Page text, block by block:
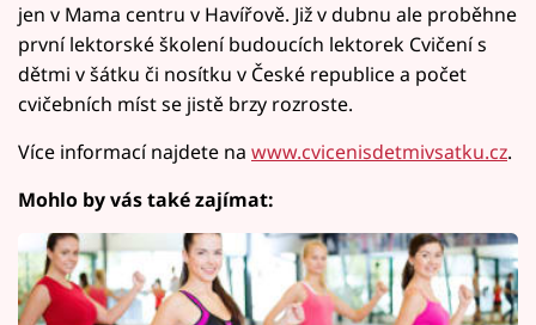
jen v Mama centru v Havířově. Již v dubnu ale proběhne
první lektorské školení budoucích lektorek Cvičení s
dětmi v šátku či nosítku v České republice a počet
cvičebních míst se jistě brzy rozroste.
Více informací najdete na www.cvicenisdetmivsatku.cz.
Mohlo by vás také zajímat: